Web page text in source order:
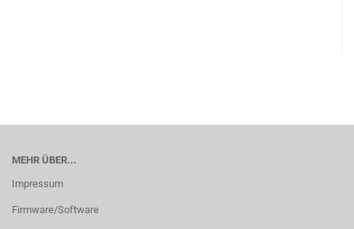
MEHR ÜBER...
Impressum
Firmware/Software